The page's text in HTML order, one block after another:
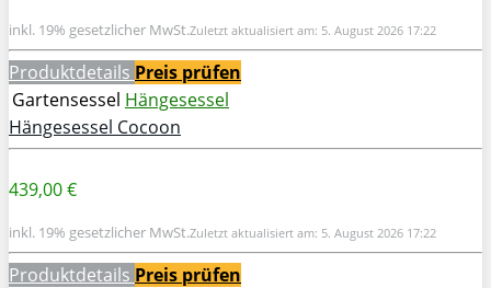
inkl. 19% gesetzlicher MwSt.Zuletzt aktualisiert am: 5. August 2026 17:22
Produktdetails Preis prüfen
Gartensessel Hängesessel
Hängesessel Cocoon
439,00 €
inkl. 19% gesetzlicher MwSt.Zuletzt aktualisiert am: 5. August 2026 17:22
Produktdetails Preis prüfen